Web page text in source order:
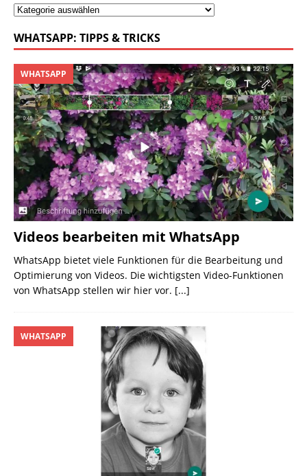
WHATSAPP: TIPPS & TRICKS
Videos bearbeiten mit WhatsApp
WHATSAPP
WhatsApp bietet viele Funktionen für die Bearbeitung und
Optimierung von Videos. Die wichtigsten Video-Funktionen
von WhatsApp stellen wir hier vor. [...]
WHATSAPP